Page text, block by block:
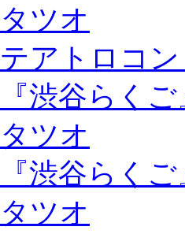
タツオ
テアトロコ
『渋谷らく
タツオ
『渋谷らく
タツオ